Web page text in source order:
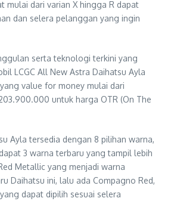
mulai dari varian X hingga R dapat
dan selera pelanggan yang ingin
serta teknologi terkini yang
LCGC All New Astra Daihatsu Ayla
value for money mulai dari
untuk harga OTR (On The
Ayla tersedia dengan 8 pilihan warna,
3 warna terbaru yang tampil lebih
Metallic yang menjadi warna
Daihatsu ini, lalu ada Compagno Red,
dapat dipilih sesuai selera